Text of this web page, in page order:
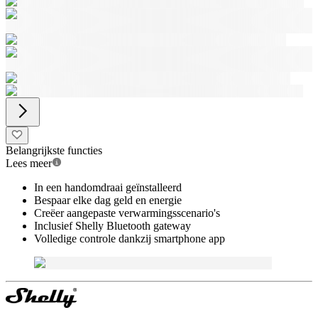
Belangrijkste functies
Lees meer
In een handomdraai geïnstalleerd
Bespaar elke dag geld en energie
Creëer aangepaste verwarmingsscenario's
Inclusief Shelly Bluetooth gateway
Volledige controle dankzij smartphone app